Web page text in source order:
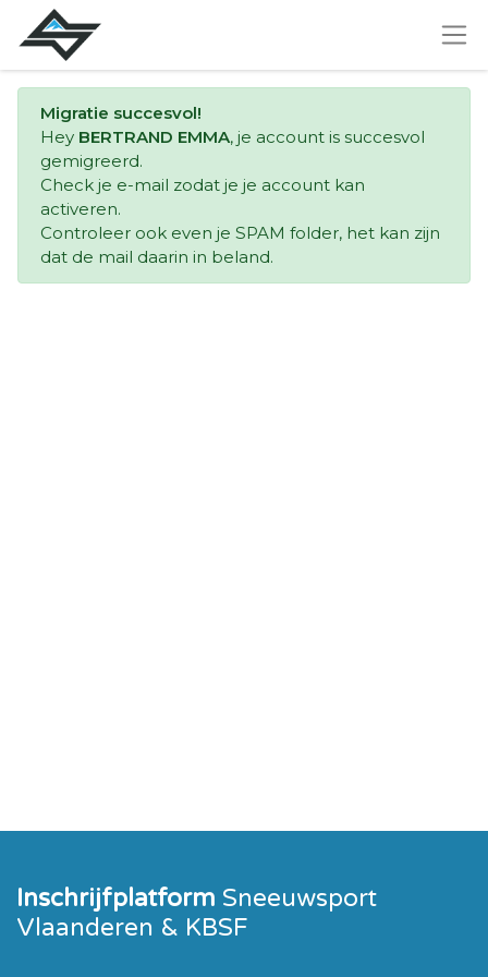
Migratie succesvol!
Hey BERTRAND EMMA, je account is succesvol
gemigreerd.
Check je e-mail zodat je je account kan
activeren.
Controleer ook even je SPAM folder, het kan zijn
dat de mail daarin in beland.
Inschrijfplatform Sneeuwsport
Vlaanderen & KBSF